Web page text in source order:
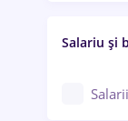
Salariu și
Salarii